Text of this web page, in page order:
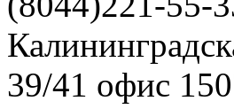
39/41 офис